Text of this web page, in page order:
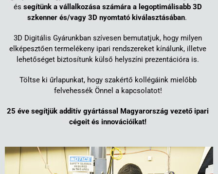
és segítünk a vállalkozása számára a legoptimálisabb 3D
szkenner és/vagy 3D nyomtató kiválasztásában.
3D Digitális Gyárunkban szívesen bemutatjuk, hogy milyen
elképesztően termelékeny ipari rendszereket kínálunk, illetve
lehetőséget biztosítunk külső helyszíni prezentációra is.
Töltse ki űrlapunkat, hogy szakértő kollégáink mielőbb
felvehessék Önnel a kapcsolatot!
25 éve segítjük additív gyártással Magyarország vezető ipari
cégeit és innovációikat!